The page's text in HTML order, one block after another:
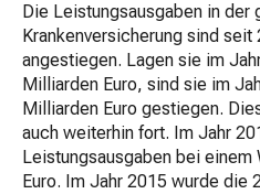
Die Leistungsausgaben in der
Krankenversicherung sind
angestiegen. Lagen sie im
Milliarden Euro, sind sie im
Milliarden Euro gestiegen.
auch weiterhin fort. Im Jahr
Leistungsausgaben bei
Euro. Im Jahr 2015 wurde die